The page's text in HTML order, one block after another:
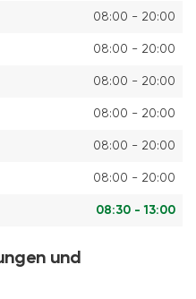
08:00 - 20:00
08:00 - 20:00
08:00 - 20:00
08:00 - 20:00
08:00 - 20:00
08:00 - 20:00
08:30 - 13:00
und